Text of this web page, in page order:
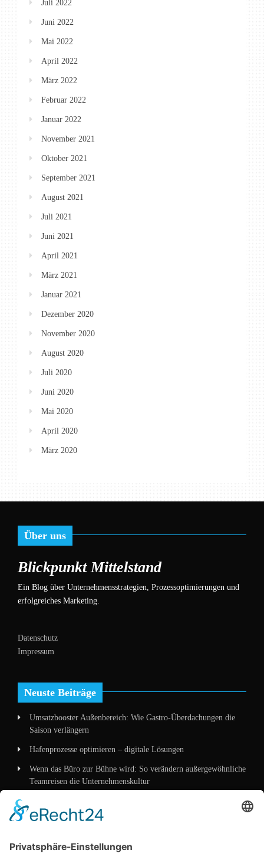
Juli 2022
Juni 2022
Mai 2022
April 2022
März 2022
Februar 2022
Januar 2022
November 2021
Oktober 2021
September 2021
August 2021
Juli 2021
Juni 2021
April 2021
März 2021
Januar 2021
Dezember 2020
November 2020
August 2020
Juli 2020
Juni 2020
Mai 2020
April 2020
März 2020
Über uns
Blickpunkt Mittelstand
Ein Blog über Unternehmensstrategien, Prozessoptimierungen und
erfolgreiches Marketing.
Datenschutz
Impressum
Neuste Beiträge
Umsatzbooster Außenbereich: Wie Gastro-Überdachungen die
Saison verlängern
Hafenprozesse optimieren – digitale Lösungen
Wenn das Büro zur Bühne wird: So verändern außergewöhnliche
Teamreisen die Unternehmenskultur
Mittelstandskonzepte 2026 Kunden überzeugen